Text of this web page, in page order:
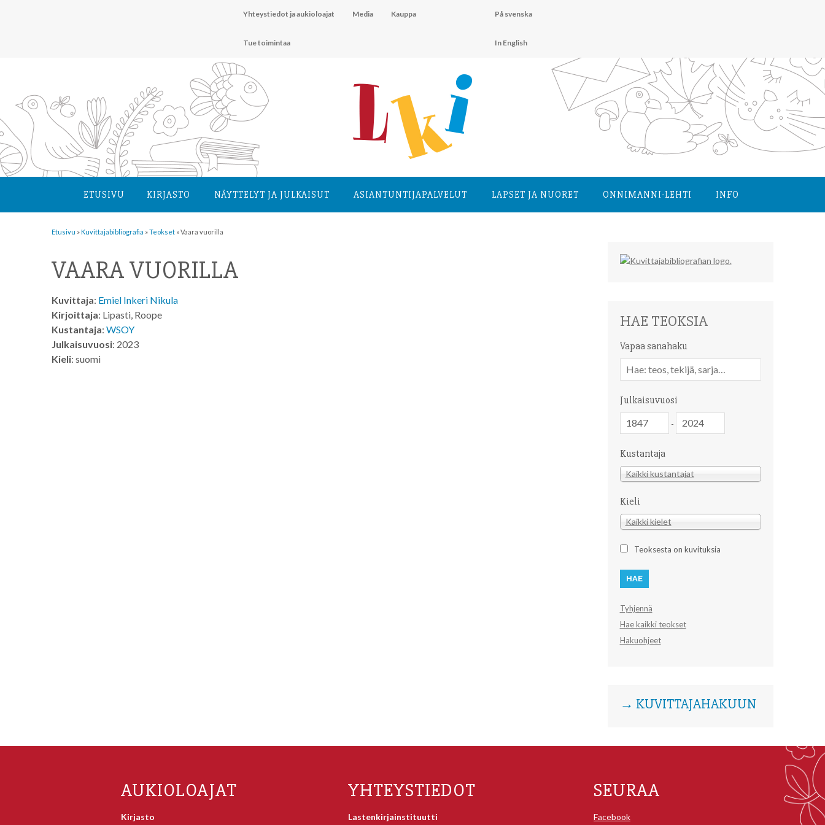
Yhteystiedot ja aukioloajat Media Kauppa
Tue toimintaa
På svenska
In English
ETUSIVU KIRJASTO NÄYTTELYT JA JULKAISUT ASIANTUNTIJA­PALVELUT LAPSET JA NUORET ONNIMANNI-LEHTI INFO
Etusivu »Kuvittaja­bibliografia »Teokset »Vaara vuorilla
VAARA VUORILLA
Kuvittaja: Emiel Inkeri Nikula
Kirjoittaja: Lipasti, Roope
Kustantaja: WSOY
Julkaisuvuosi: 2023
Kieli: suomi
HAE TEOKSIA
Vapaa sanahaku
sanahaku
Julkaisuvuosi
-
Kustantaja
Kustantaja
Kaikki kustantajat
Kieli
Kieli
Kaikki kielet
Teoksesta on kuvituksia
Tyhjennä
Hae kaikki teokset
Hakuohjeet
→ KUVITTAJAHAKUUN
AUKIOLOAJAT
Kirjasto
YHTEYSTIEDOT
Lastenkirjainstituutti
SEURAA
Facebook